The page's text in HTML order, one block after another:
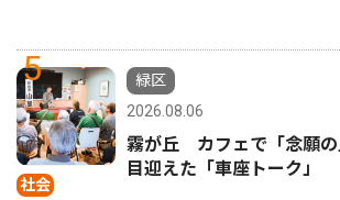
5
社会
緑区
2026.08.06
霧が丘 カフェで「念願
目迎えた「車座トーク」